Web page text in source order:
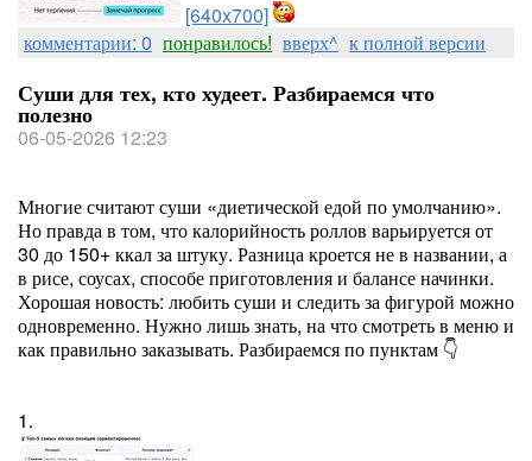
[640x700]
комментарии: 0 понравилось! вверх^ к полной версии
Суши для тех, кто худеет. Разбираемся что
полезно
06-05-2026 12:23
Многие считают суши «диетической едой по умолчанию».
Но правда в том, что калорийность роллов варьируется от
30 до 150+ ккал за штуку. Разница кроется не в названии, а
в рисе, соусах, способе приготовления и балансе начинки.
Хорошая новость: любить суши и следить за фигурой можно
одновременно. Нужно лишь знать, на что смотреть в меню и
как правильно заказывать. Разбираемся по пунктам 👇
1.